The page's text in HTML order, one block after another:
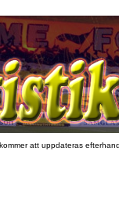
att uppdateras